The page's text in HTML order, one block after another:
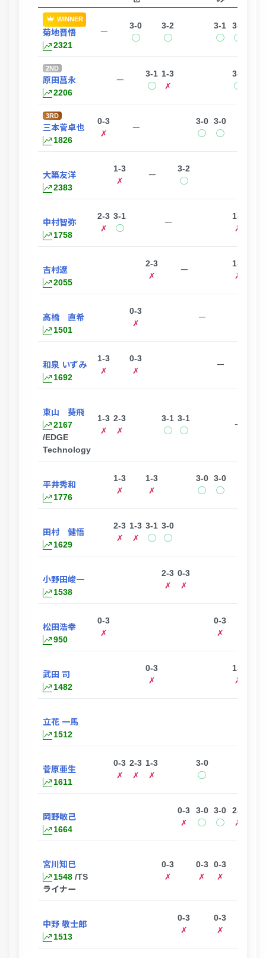
WINNER
菊地晋悟
2321
ー
3-0
◯
3-2
◯
3-1
◯
3-1
◯
2ND
原田菖永
2206
ー
3-1
◯
1-3
✗
3-2
◯
3RD
三本菅卓也
1826
0-3
✗
ー
3-0
◯
3-0
◯
大築友洋
2383
1-3
✗
ー
3-2
◯
中村智弥
1758
2-3
✗
3-1
◯
ー
1-3
✗
吉村遼
2055
2-3
✗
ー
1-3
✗
高橋 直希
1501
0-3
✗
ー
和泉 いずみ
1692
1-3
✗
0-3
✗
ー
東山 葵飛
2167
/EDGE
Technology
1-3
✗
2-3
✗
3-1
◯
3-1
◯
ー
平井秀和
1776
1-3
✗
1-3
✗
3-0
◯
3-0
◯
田村 健悟
1629
2-3
✗
1-3
✗
3-1
◯
3-0
◯
小野田峻一
1538
2-3
✗
0-3
✗
松田浩幸
950
0-3
✗
0-3
✗
武田 司
1482
0-3
✗
1-3
✗
立花 一馬
1512
菅原亜生
1611
0-3
✗
2-3
✗
1-3
✗
3-0
◯
岡野敏己
1664
0-3
✗
3-0
◯
3-0
◯
2-3
✗
宮川知巳
1548 /TS
ライナー
0-3
✗
0-3
✗
0-3
✗
中野 敬士郎
1513
0-3
✗
0-3
✗